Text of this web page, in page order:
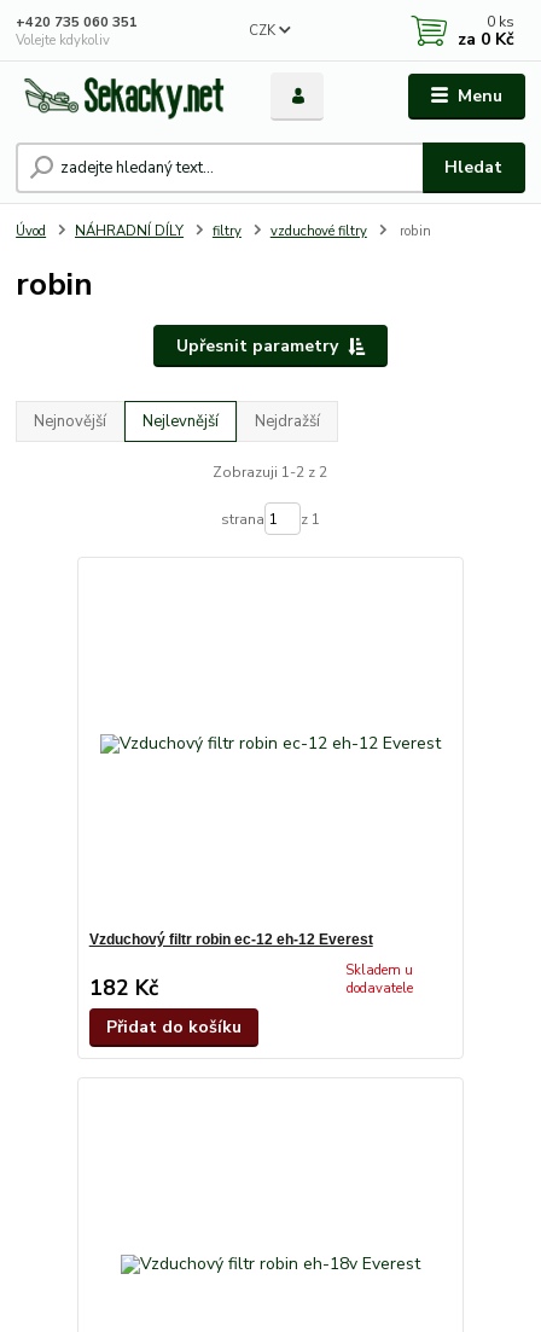
Menu
CZK
Hledat
+420 735 060 351
Volejte kdykoliv
0 ks
za 0 Kč
Úvod NÁHRADNÍ DÍLY filtry vzduchové filtry robin
robin
Upřesnit parametry
Nejnovější Nejlevnější Nejdražší
Zobrazuji 1-2 z 2
strana z 1
Vzduchový filtr robin ec-12 eh-12 Everest
182 Kč
Skladem u
dodavatele
Přidat do košíku